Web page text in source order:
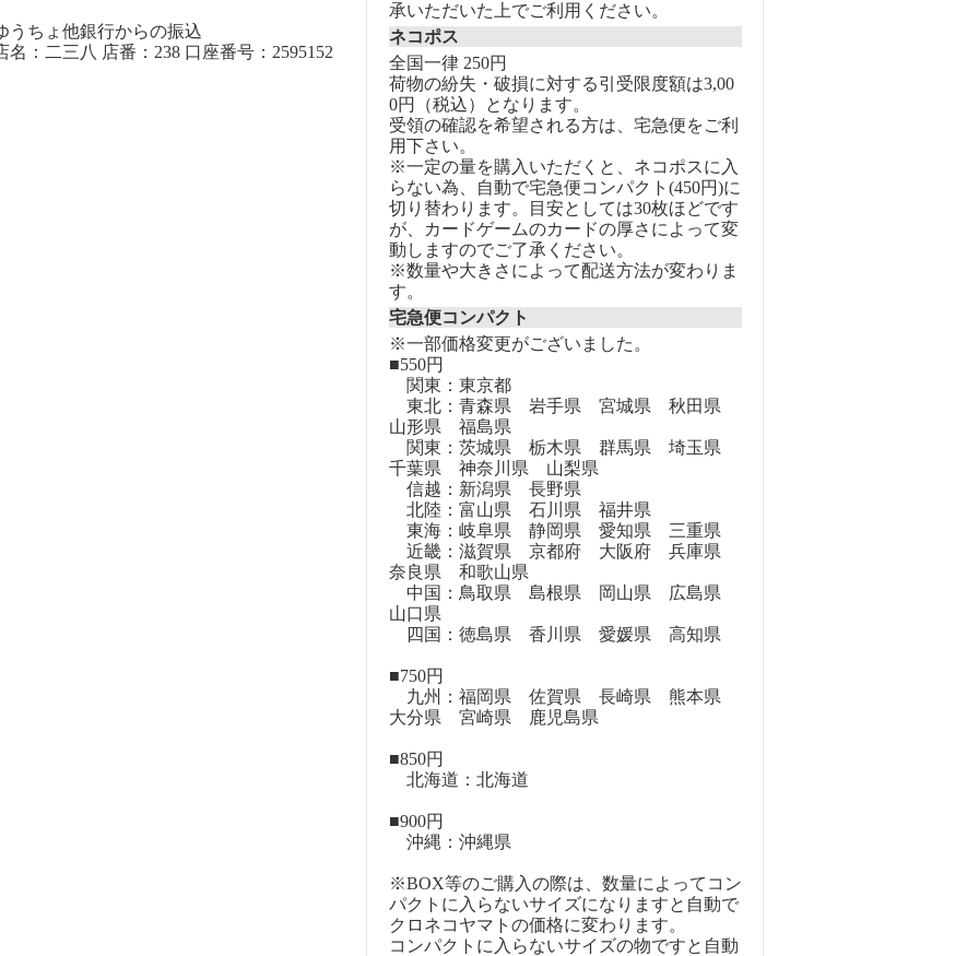
うちょ他銀行からの振込
名：二三八 店番：238 口座番号：2595152
承いただいた上でご利用ください。
ネコポス
全国一律 250円
荷物の紛失・破損に対する引受限度額は3,00
0円（税込）となります。
受領の確認を希望される方は、宅急便をご利
用下さい。
※一定の量を購入いただくと、ネコポスに入
らない為、自動で宅急便コンパクト(450円)に
切り替わります。目安としては30枚ほどです
が、カードゲームのカードの厚さによって変
動しますのでご了承ください。
※数量や大きさによって配送方法が変わりま
す。
宅急便コンパクト
※一部価格変更がございました。
■550円
関東：東京都
東北：青森県 岩手県 宮城県 秋田県
山形県 福島県
関東：茨城県 栃木県 群馬県 埼玉県
千葉県 神奈川県 山梨県
信越：新潟県 長野県
北陸：富山県 石川県 福井県
東海：岐阜県 静岡県 愛知県 三重県
近畿：滋賀県 京都府 大阪府 兵庫県
奈良県 和歌山県
中国：鳥取県 島根県 岡山県 広島県
山口県
四国：徳島県 香川県 愛媛県 高知県
■750円
九州：福岡県 佐賀県 長崎県 熊本県
大分県 宮崎県 鹿児島県
■850円
北海道：北海道
■900円
沖縄：沖縄県
※BOX等のご購入の際は、数量によってコン
パクトに入らないサイズになりますと自動で
クロネコヤマトの価格に変わります。
コンパクトに入らないサイズの物ですと自動